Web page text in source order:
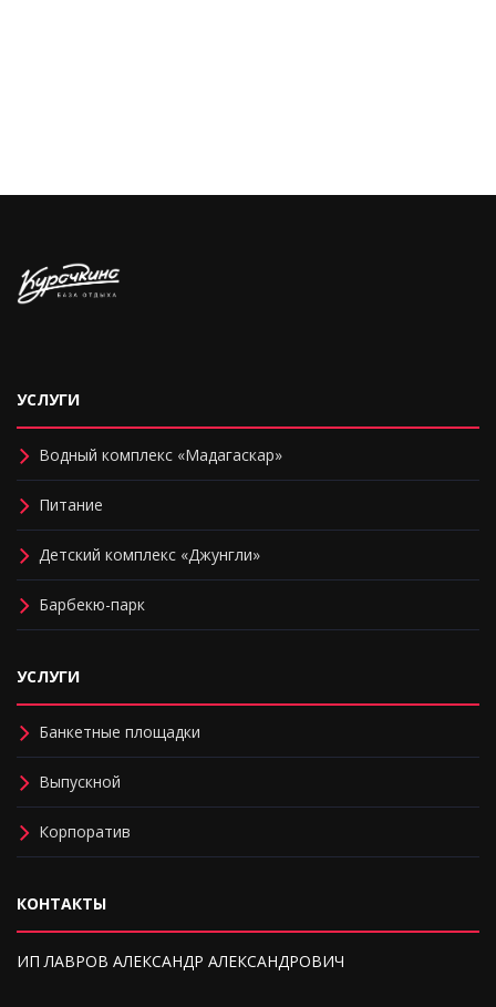
УСЛУГИ
Водный комплекс «Мадагаскар»
Питание
Детский комплекс «Джунгли»
Барбекю-парк
УСЛУГИ
Банкетные площадки
Выпускной
Корпоратив
КОНТАКТЫ
ИП ЛАВРОВ АЛЕКСАНДР АЛЕКСАНДРОВИЧ